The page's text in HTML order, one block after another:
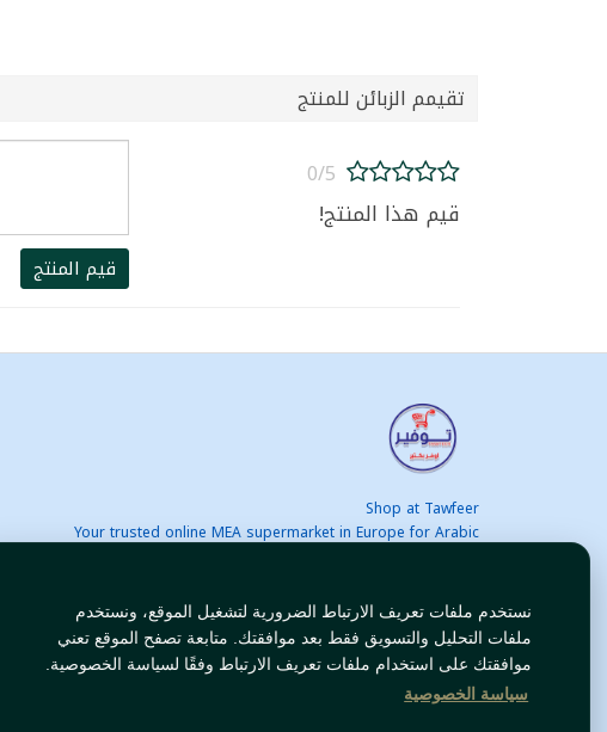
نستخدم ملفات تعريف الارتباط الضرورية لتشغيل الموقع، ونستخدم
ملفات التحليل والتسويق فقط بعد موافقتك. متابعة تصفح الموقع تعني
موافقتك على استخدام ملفات تعريف الارتباط وفقًا لسياسة الخصوصية.
سياسة الخصوصية
تقيمم الزبائن للمنتج
0/5
قيم هذا المنتج!
قيم المنتج
Shop at Tawfeer
Your trusted online MEA supermarket in Europe for Arabic